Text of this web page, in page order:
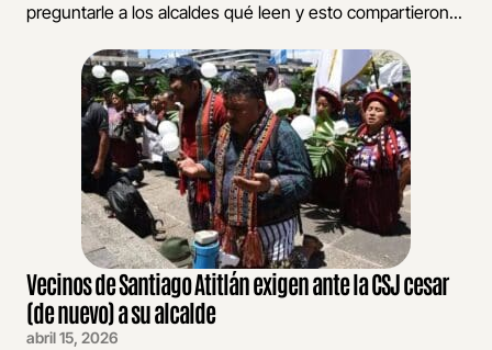
preguntarle a los alcaldes qué leen y esto compartieron...
Vecinos de Santiago Atitlán exigen ante la CSJ cesar
(de nuevo) a su alcalde
abril 15, 2026